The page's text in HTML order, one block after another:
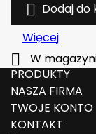
 Dodaj do
Więcej

W
PRODUKTY
NASZA FIRMA
TWOJE KONTO
KONTAKT